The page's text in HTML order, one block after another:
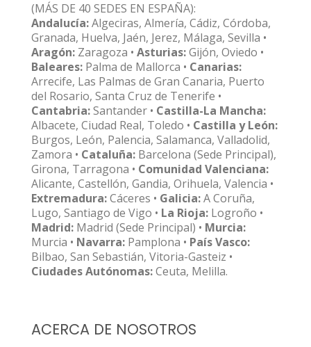
(MÁS DE 40 SEDES EN ESPAÑA):
Andalucía:Algeciras, Almería, Cádiz, Córdoba,
Granada, Huelva, Jaén, Jerez, Málaga, Sevilla •
Aragón: Zaragoza • Asturias:Gijón, Oviedo •
Baleares: Palma de Mallorca • Canarias:
Arrecife, Las Palmas de Gran Canaria, Puerto
del Rosario, Santa Cruz de Tenerife •
Cantabria:Santander • Castilla-La Mancha:
Albacete, Ciudad Real, Toledo • Castilla y León:
Burgos, León, Palencia, Salamanca, Valladolid,
Zamora • Cataluña: Barcelona (Sede Principal),
Girona, Tarragona • Comunidad Valenciana:
Alicante, Castellón, Gandia, Orihuela, Valencia •
Extremadura:Cáceres • Galicia:A Coruña,
Lugo, Santiago de Vigo • La Rioja: Logroño •
Madrid: Madrid (Sede Principal) • Murcia:
Murcia • Navarra: Pamplona • País Vasco:
Bilbao, San Sebastián, Vitoria-Gasteiz •
Ciudades Autónomas:Ceuta, Melilla.
ACERCA DE NOSOTROS